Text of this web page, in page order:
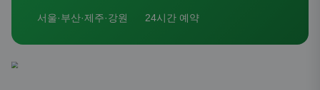
서울·부산·제주·강원 24시간 예약